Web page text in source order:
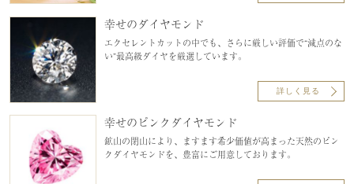
幸せのダイヤモンド
エクセレントカットの中でも、さらに厳しい評価で“減点のな
い”最高級ダイヤを厳選しています。
詳しく見る
幸せのピンクダイヤモンド
鉱山の閉山により、ますます希少価値が高まった天然のピン
クダイヤモンドを、豊富にご用意しております。